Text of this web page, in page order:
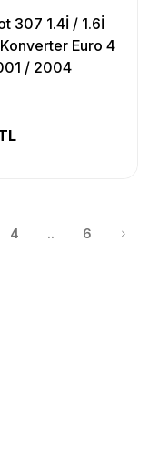
307 1.4İ / 1.6İ
Euro 4
/ 2004
4 .. 6